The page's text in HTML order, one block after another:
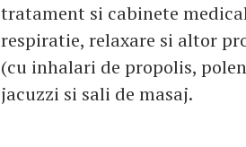
tratament si cabinete
respiratie, relaxare si altor
(cu inhalari de propolis,
jacuzzi si sali de masaj.